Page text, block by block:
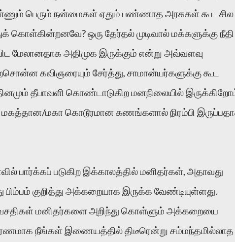
பெரும் நன்மைகள் ஏதும் பண்ணாத அரசுகள் கூட சில
கொள்கின்றனவே? ஒரு தேர்தல் முடிவால் மக்களுக்கு நீதி
மேலானதாக அதிமுக இருக்கும் என்று அவ்வளவு
கவிஞரையும் சேர்த்து, சாமான்யர்களுக்கு கூட
தீபாவளி கொண்டாடுகிற மனநிலையில்
மகா கொடூரமான கணங்களால் நிரம்பி
பார்க்கப் படுகிற இக்காலத்தில் மனிதர்கள், அதாவது
குறித்து அக்கறையாக இருக்க வேண்டியுள்ளது.
வசதிகள் மனிதர்களை அறிந்து கொள்ளும் அக்கறையை
நீங்கள் இணையத்தில் திடீரென்று சம்மந்தமில்லாத